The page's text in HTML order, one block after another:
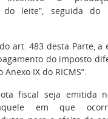
do leite”, seguida do
art. 483 desta Parte, a
do imposto
IX do RICMS”.
fiscal seja emitida
em que